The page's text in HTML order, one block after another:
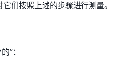
们按照上述的步骤进行测量。
”：